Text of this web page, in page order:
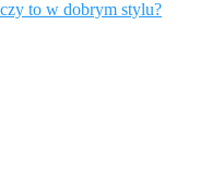
to w dobrym stylu?